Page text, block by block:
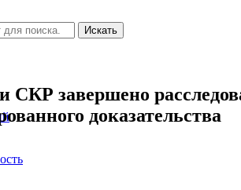
Искать
СКР завершено
доказательства